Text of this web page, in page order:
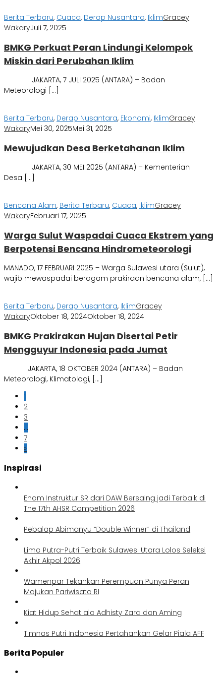
Berita Terbaru, Cuaca, Derap Nusantara, IklimGracey
WakaryJuli 7, 2025
BMKG Perkuat Peran Lindungi Kelompok
Miskin dari Perubahan Iklim
JAKARTA, 7 JULI 2025 (ANTARA) – Badan
Meteorologi […]
Berita Terbaru, Derap Nusantara, Ekonomi, IklimGracey
WakaryMei 30, 2025Mei 31, 2025
Mewujudkan Desa Berketahanan Iklim
JAKARTA, 30 MEI 2025 (ANTARA) – Kementerian
Desa […]
Bencana Alam, Berita Terbaru, Cuaca, IklimGracey
WakaryFebruari 17, 2025
Warga Sulut Waspadai Cuaca Ekstrem yang
Berpotensi Bencana Hindrometeorologi
MANADO, 17 FEBRUARI 2025 – Warga Sulawesi utara (Sulut),
wajib mewaspadai beragam prakiraan bencana alam, […]
Berita Terbaru, Derap Nusantara, IklimGracey
WakaryOktober 18, 2024Oktober 18, 2024
BMKG Prakirakan Hujan Disertai Petir
Mengguyur Indonesia pada Jumat
JAKARTA, 18 OKTOBER 2024 (ANTARA) – Badan
Meteorologi, Klimatologi, […]
1
2
3
…
7
»
Inspirasi
Enam Instruktur SR dari DAW Bersaing jadi Terbaik di
The 17th AHSR Competition 2026
Pebalap Abimanyu “Double Winner” di Thailand
Lima Putra-Putri Terbaik Sulawesi Utara Lolos Seleksi
Akhir Akpol 2026
Wamenpar Tekankan Perempuan Punya Peran
Majukan Pariwisata RI
Kiat Hidup Sehat ala Adhisty Zara dan Aming
Timnas Putri Indonesia Pertahankan Gelar Piala AFF
Berita Populer